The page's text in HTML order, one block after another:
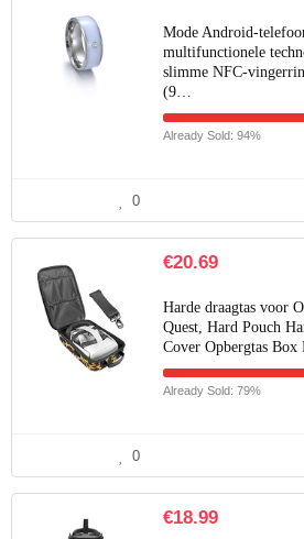
Mode Android-
multifunctionele
slimme NFC-
(9…
Already Sold: 94%
0
€20.69
Harde draagtas voor
Quest, Hard Pouch
Cover Opbergtas Box
Already Sold: 79%
0
€18.99